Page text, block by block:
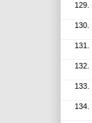
129.
130.
131.
132.
133.
134.